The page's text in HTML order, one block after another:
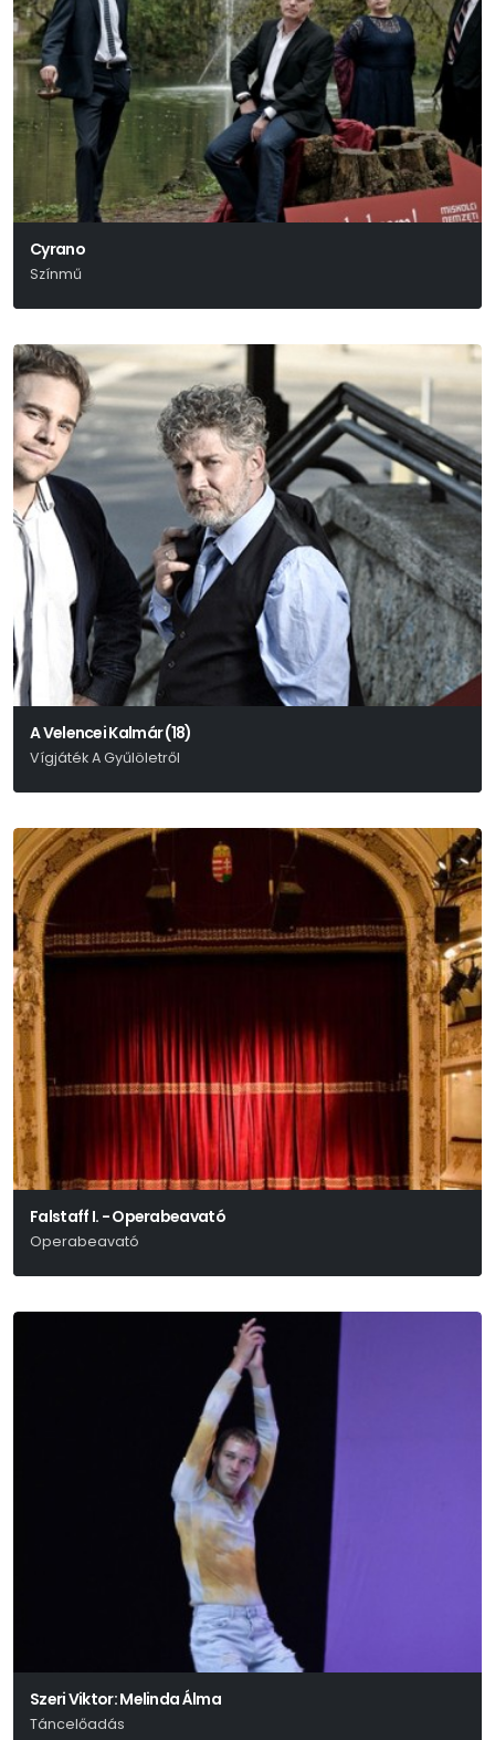
Cyrano
Színmű
A Velencei Kalmár (18)
Vígjáték A Gyűlöletről
Falstaff I. - Operabeavató
Operabeavató
Szeri Viktor: Melinda Álma
Táncelőadás